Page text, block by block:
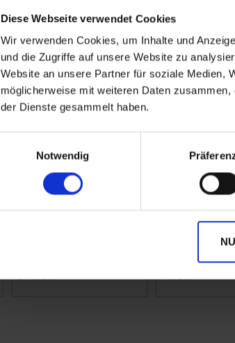
Diese Webseite verwendet Cookies
Wir verwenden Cookies, um Inhalte und
und die Zugriffe auf unsere Website zu
Website an unsere Partner für soziale Medien,
möglicherweise mit weiteren Daten
der Dienste gesammelt haben.
Notwendig
WARENKORB
Kverneland
Amazone